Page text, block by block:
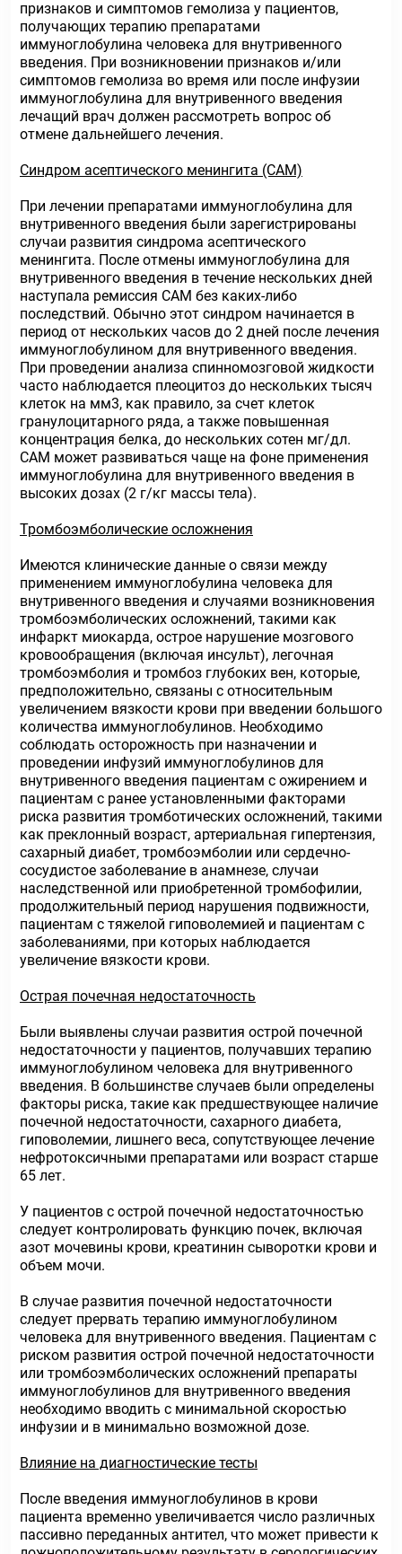
признаков и симптомов гемолиза у пациентов,
получающих терапию препаратами
иммуноглобулина человека для внутривенного
введения. При возникновении признаков и/или
симптомов гемолиза во время или после инфузии
иммуноглобулина для внутривенного введения
лечащий врач должен рассмотреть вопрос об
отмене дальнейшего лечения.
Синдром асептического менингита (САМ)
При лечении препаратами иммуноглобулина для
внутривенного введения были зарегистрированы
случаи развития синдрома асептического
менингита. После отмены иммуноглобулина для
внутривенного введения в течение нескольких дней
наступала ремиссия САМ без каких-либо
последствий. Обычно этот синдром начинается в
период от нескольких часов до 2 дней после лечения
иммуноглобулином для внутривенного введения.
При проведении анализа спинномозговой жидкости
часто наблюдается плеоцитоз до нескольких тысяч
клеток на мм3, как правило, за счет клеток
гранулоцитарного ряда, а также повышенная
концентрация белка, до нескольких сотен мг/дл.
САМ может развиваться чаще на фоне применения
иммуноглобулина для внутривенного введения в
высоких дозах (2 г/кг массы тела).
Тромбоэмболические осложнения
Имеются клинические данные о связи между
применением иммуноглобулина человека для
внутривенного введения и случаями возникновения
тромбоэмболических осложнений, такими как
инфаркт миокарда, острое нарушение мозгового
кровообращения (включая инсульт), легочная
тромбоэмболия и тромбоз глубоких вен, которые,
предположительно, связаны с относительным
увеличением вязкости крови при введении большого
количества иммуноглобулинов. Необходимо
соблюдать осторожность при назначении и
проведении инфузий иммуноглобулинов для
внутривенного введения пациентам с ожирением и
пациентам с ранее установленными факторами
риска развития тромботических осложнений, такими
как преклонный возраст, артериальная гипертензия,
сахарный диабет, тромбоэмболии или сердечно-
сосудистое заболевание в анамнезе, случаи
наследственной или приобретенной тромбофилии,
продолжительный период нарушения подвижности,
пациентам с тяжелой гиповолемией и пациентам с
заболеваниями, при которых наблюдается
увеличение вязкости крови.
Острая почечная недостаточность
Были выявлены случаи развития острой почечной
недостаточности у пациентов, получавших терапию
иммуноглобулином человека для внутривенного
введения. В большинстве случаев были определены
факторы риска, такие как предшествующее наличие
почечной недостаточности, сахарного диабета,
гиповолемии, лишнего веса, сопутствующее лечение
нефротоксичными препаратами или возраст старше
65 лет.
У пациентов с острой почечной недостаточностью
следует контролировать функцию почек, включая
азот мочевины крови, креатинин сыворотки крови и
объем мочи.
В случае развития почечной недостаточности
следует прервать терапию иммуноглобулином
человека для внутривенного введения. Пациентам с
риском развития острой почечной недостаточности
или тромбоэмболических осложнений препараты
иммуноглобулинов для внутривенного введения
необходимо вводить с минимальной скоростью
инфузии и в минимально возможной дозе.
Влияние на диагностические тесты
После введения иммуноглобулинов в крови
пациента временно увеличивается число различных
пассивно переданных антител, что может привести к